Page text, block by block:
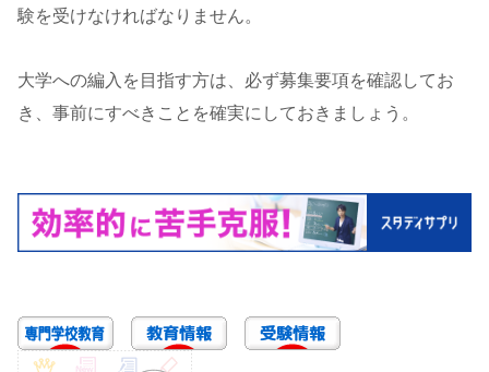
験を受けなければなりません。
大学への編入を目指す方は、必ず募集要項を確認してお
き、事前にすべきことを確実にしておきましょう。